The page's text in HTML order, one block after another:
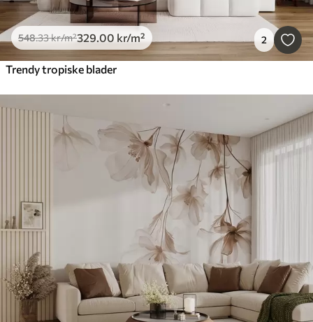
548.33kr/m²329.00 kr/m² 2
Trendy tropiske blader